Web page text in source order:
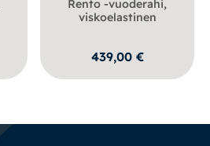
Rento -vuoderahi,
viskoelastinen
439,00 €